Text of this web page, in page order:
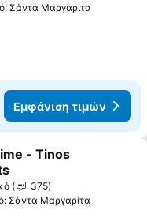
Σάντα Μαργαρίτα
Εμφάνιση τιμών
στα αγαπημένα
- Tinos
375
Σάντα Μαργαρίτα